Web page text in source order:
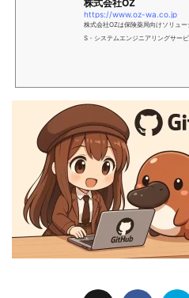
株式会社OZ
https://www.oz-wa.co.jp
株式会社OZは保険薬局向けソリュ
S・システムエンジニアリングサー